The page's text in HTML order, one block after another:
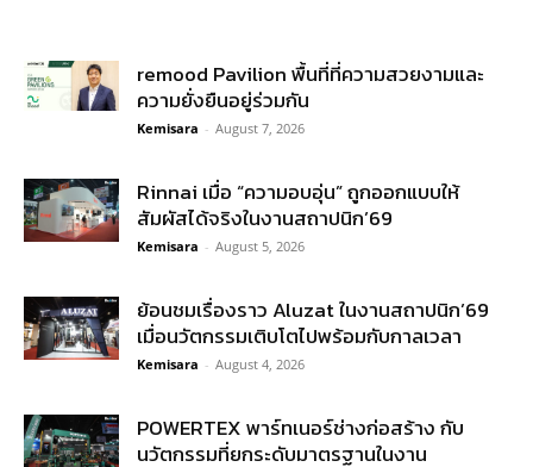
remood Pavilion พื้นที่ที่ความสวยงามและ
ความยั่งยืนอยู่ร่วมกัน
Kemisara - August 7, 2026
Rinnai เมื่อ “ความอบอุ่น” ถูกออกแบบให้
สัมผัสได้จริงในงานสถาปนิก’69
Kemisara - August 5, 2026
ย้อนชมเรื่องราว Aluzat ในงานสถาปนิก’69
เมื่อนวัตกรรมเติบโตไปพร้อมกับกาลเวลา
Kemisara - August 4, 2026
POWERTEX พาร์ทเนอร์ช่างก่อสร้าง กับ
นวัตกรรมที่ยกระดับมาตรฐานในงาน